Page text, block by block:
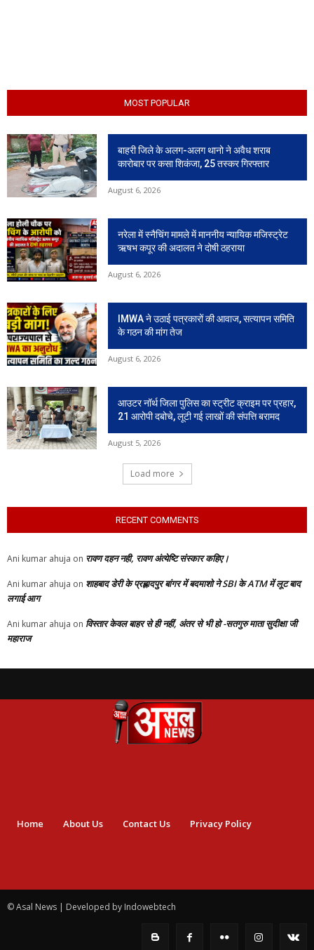
MOST POPULAR
बाहरी जिले के अलग-अलग थानो ने अवैध शराब
कारोबार पर कसा शिकंजा, 25 तस्कर गिरफ्तार
August 6, 2026
नरेला में स्नैचिंग मामले में माननीय न्यायिक मजिस्ट्रेट
ऋषभ कपूर की अदालत ने दोषी ठहराया
August 6, 2026
IMWA ने उठाई पत्रकारों की आवाज, सत्यापन समिति
के गठन की मांग तेज
August 6, 2026
आउटर नॉर्थ जिला पुलिस का स्ट्रीट क्राइम पर प्रहार,
21 आरोपी दबोचे, लूटी गई लाखों की संपत्ति बरामद
August 5, 2026
Load more
RECENT COMMENTS
Ani kumar ahuja on रावण दहन नही, रावण अंत्येष्टि संस्कार कहिए।
Ani kumar ahuja on शाहबाद डेरी के प्रह्लादपुर बांगर में बदमाशो ने SBI के ATM में लूट बाद
लगाई आग
Ani kumar ahuja on विस्तार केवल बाहर से ही नहीं, अंतर से भी हो -सतगुरु माता सुदीक्षा जी
महाराज
Home About Us Contact Us Privacy Policy
© Asal News | Developed by Indowebtech